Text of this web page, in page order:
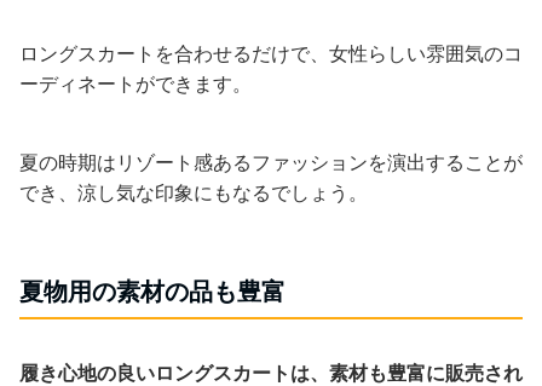
ロングスカートを合わせるだけで、女性らしい雰囲気のコ
ーディネートができます。
夏の時期はリゾート感あるファッションを演出することが
でき、涼し気な印象にもなるでしょう。
夏物用の素材の品も豊富
履き心地の良いロングスカートは、素材も豊富に販売され